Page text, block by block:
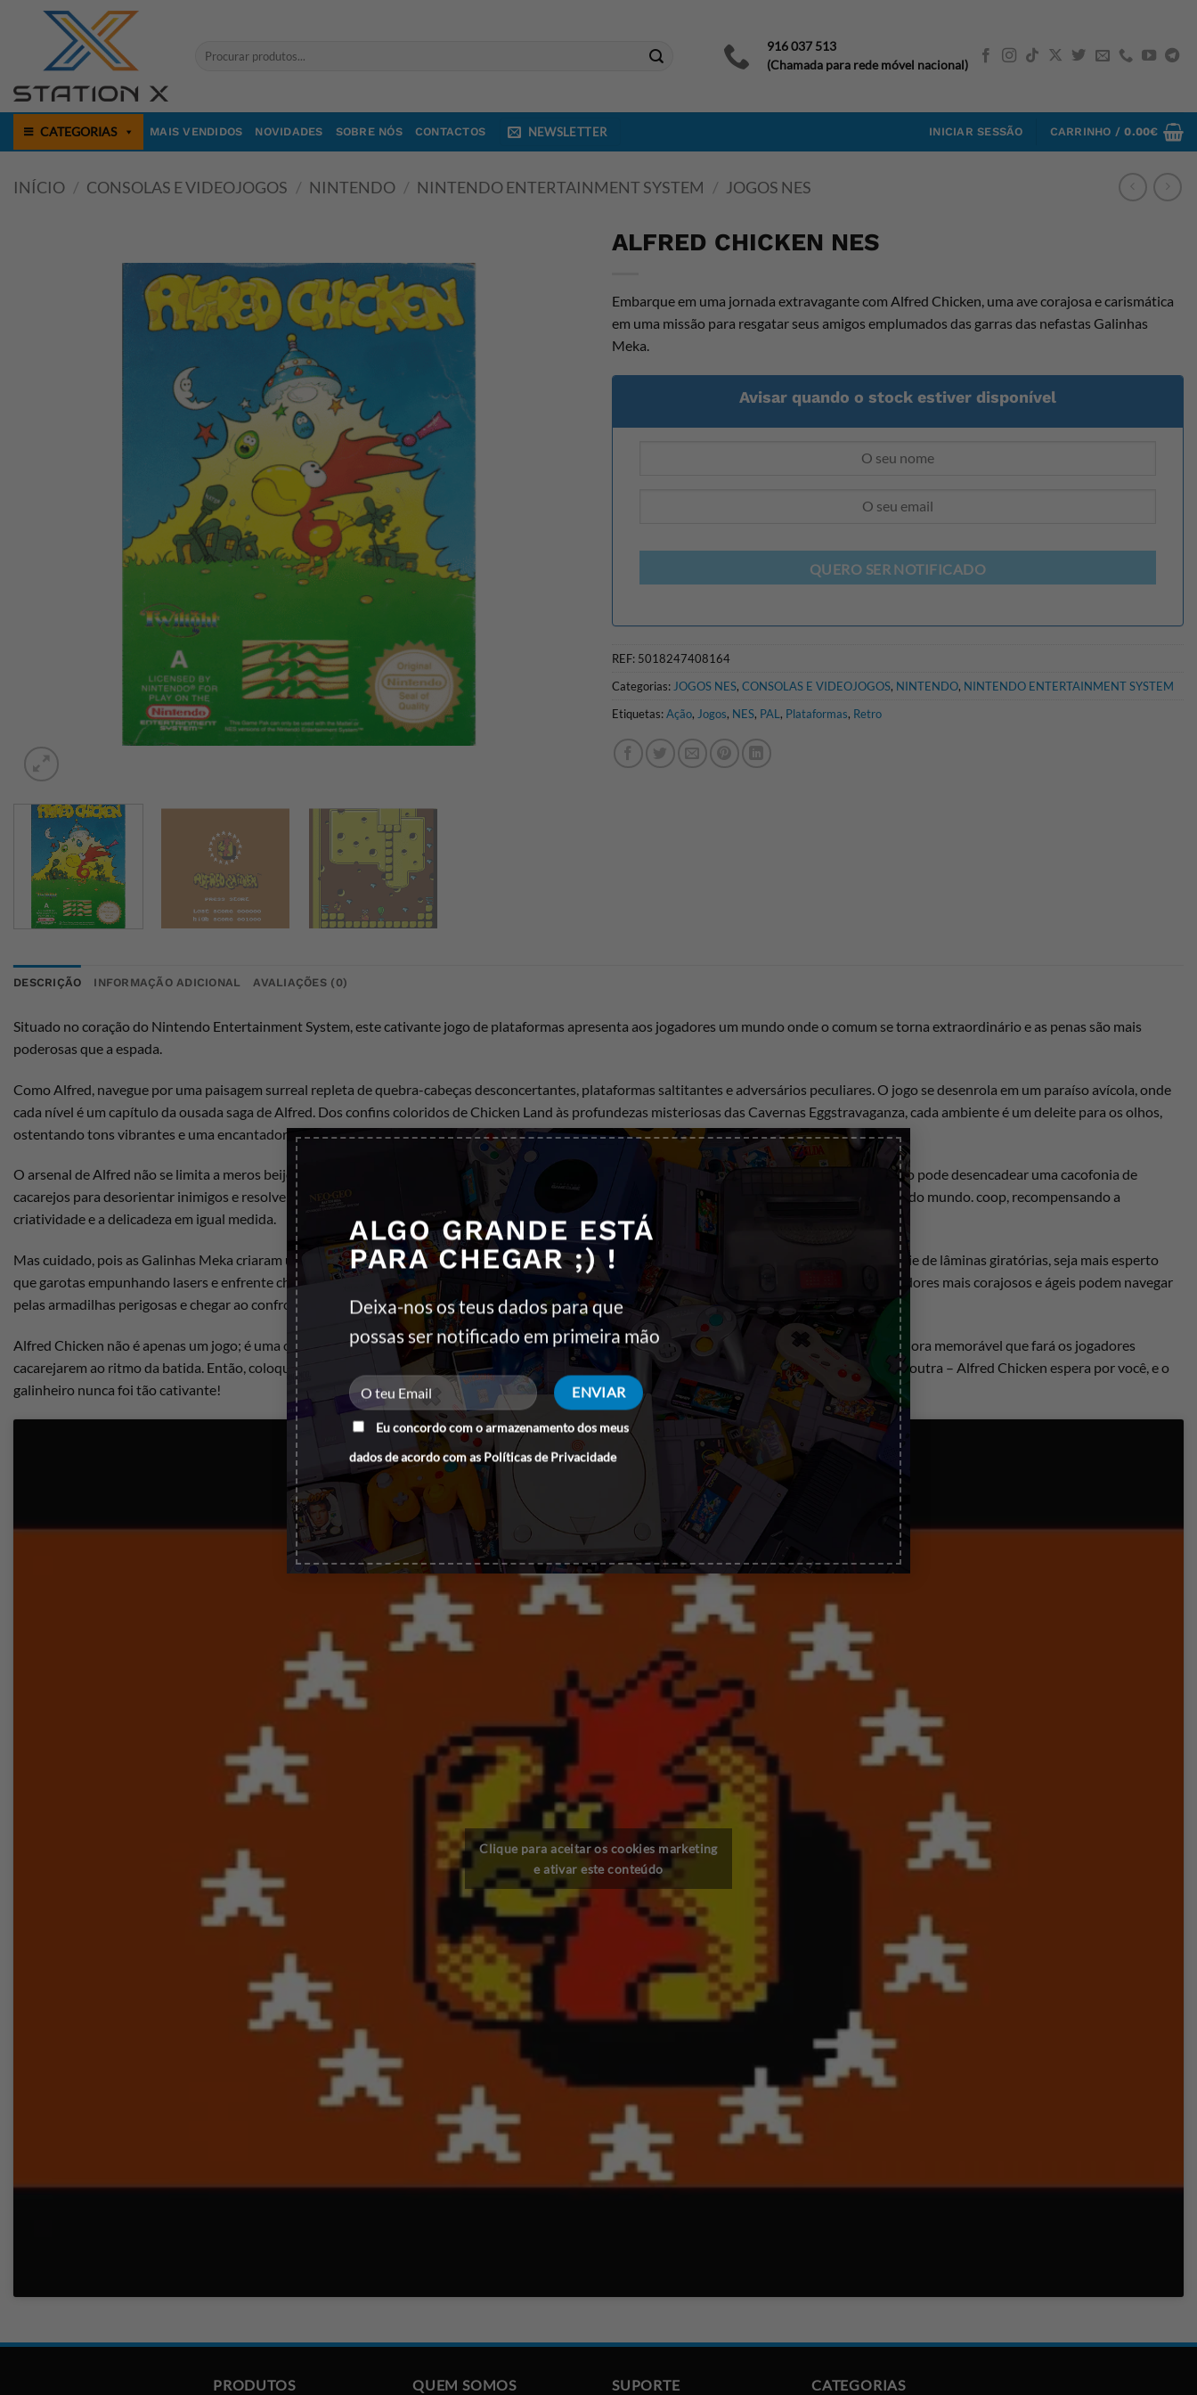
ALGO GRANDE ESTÁ
PARA CHEGAR ;) !
Deixa-nos os teus dados para que
possas ser notificado em primeira mão
Eu concordo com o armazenamento dos meus
dados de acordo com as Políticas de Privacidade
×
Pesquisar
916 037 513
(Chamada para rede móvel nacional)
CATEGORIAS MAIS VENDIDOS NOVIDADES SOBRE NÓS CONTACTOS NEWSLETTER INICIAR SESSÃO CARRINHO /0.00€
INÍCIO / CONSOLAS E VIDEOJOGOS / NINTENDO / NINTENDO ENTERTAINMENT SYSTEM / JOGOS NES
ALFRED CHICKEN NES
Embarque em uma jornada extravagante com Alfred Chicken, uma ave corajosa e carismática
em uma missão para resgatar seus amigos emplumados das garras das nefastas Galinhas
Meka.
Avisar quando o stock estiver disponível
QUERO SER NOTIFICADO
REF: 5018247408164
Categorias: JOGOS NES, CONSOLAS E VIDEOJOGOS, NINTENDO, NINTENDO ENTERTAINMENT SYSTEM
Etiquetas:Ação, Jogos, NES, PAL , Plataformas, Retro
DESCRIÇÃO INFORMAÇÃO ADICIONAL AVALIAÇÕES (0)
Situado no coração do Nintendo Entertainment System, este cativante jogo de plataformas apresenta aos jogadores um mundo onde o comum se torna extraordinário e as penas são mais
poderosas que a espada.
Como Alfred, navegue por uma paisagem surreal repleta de quebra-cabeças desconcertantes, plataformas saltitantes e adversários peculiares. O jogo se desenrola em um paraíso avícola, onde
cada nível é um capítulo da ousada saga de Alfred. Dos confins coloridos de Chicken Land às profundezas misteriosas das Cavernas Eggstravaganza, cada ambiente é um deleite para os olhos,
ostentando tons vibrantes e uma encantadora estética pixelada que dão vida ao NES.
O arsenal de Alfred não se limita a meros beijos e asas – equipado com uma habilidade revolucionária “Cluck Power”, nosso protagonista emplumado pode desencadear uma cacofonia de
cacarejos para desorientar inimigos e resolver quebra-cabeças intrincados. O engenhoso design de níveis do jogo desafia os jogadores a pensar fora do mundo. coop, recompensando a
criatividade e a delicadeza em igual medida.
Mas cuidado, pois as Galinhas Meka criaram um exército de asseclas robóticos e engenhocas diabólicas para frustrar a nobre missão de Alfred. Desvie de lâminas giratórias, seja mais esperto
que garotas empunhando lasers e enfrente chefes-robôs imponentes em confrontos épicos que testarão sua coragem emplumada. Somente os jogadores mais corajosos e ágeis podem navegar
pelas armadilhas perigosas e chegar ao confronto final com o diabólico Meka Chicken Mastermind.
Alfred Chicken não é apenas um jogo; é uma odisséia de penas que combina perfeitamente jogabilidade desafiadora, humor peculiar e uma trilha sonora memorável que fará os jogadores
cacarejarem ao ritmo da batida. Então, coloque suas penas virtuais e prepare-se para embarcar em uma aventura. aventura corajosa como nenhuma outra – Alfred Chicken espera por você, e o
galinheiro nunca foi tão cativante!
Clique para aceitar os cookies marketing
e ativar este conteúdo
PRODUTOS QUEM SOMOS SUPORTE CATEGORIAS